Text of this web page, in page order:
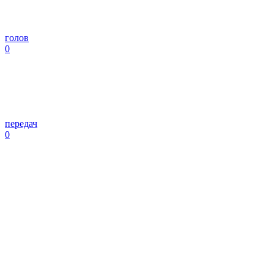
голов
0
передач
0